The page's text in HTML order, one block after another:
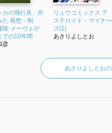
カの飛行具、作
た 発想・制
陸‐メーヴェが
での10年間
彦
リュウコミックス ア
ステロイド・マイナー
ズ(1)
あさりよしとお
あさりよしとお